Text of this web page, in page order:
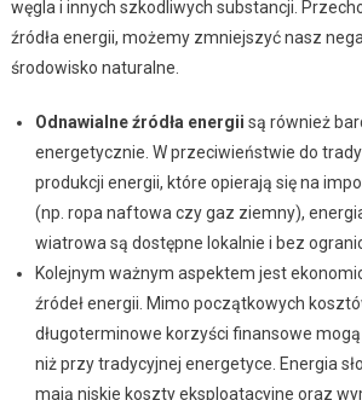
węgla i innych szkodliwych substancji.
źródła energii, możemy zmniejszyć nasz
środowisko naturalne.
Odnawialne źródła energii są również
energetycznie. W przeciwieństwie do
produkcji energii, które opierają się na
(np. ropa naftowa czy gaz ziemny),
wiatrowa są dostępne lokalnie i bez
Kolejnym ważnym aspektem jest
źródeł energii. Mimo początkowych
długoterminowe korzyści finansowe
niż przy tradycyjnej energetyce. Energia
mają niskie koszty eksploatacyjne oraz